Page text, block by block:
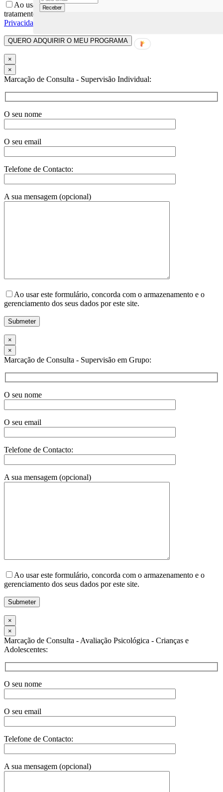
Ao usar este formulário, concorda com o armazenamento e o
tratamento dos seus dados por este site conforme a nossa
Privacidade
×
×
Marcação de Consulta - Supervisão Individual:
O seu nome
O seu email
Telefone de Contacto:
A sua mensagem (opcional)
Ao usar este formulário, concorda com o armazenamento e o
gerenciamento dos seus dados por este site.
×
×
Marcação de Consulta - Supervisão em Grupo:
O seu nome
O seu email
Telefone de Contacto:
A sua mensagem (opcional)
Ao usar este formulário, concorda com o armazenamento e o
gerenciamento dos seus dados por este site.
×
×
Marcação de Consulta - Avaliação Psicológica - Crianças e
Adolescentes:
O seu nome
O seu email
Telefone de Contacto:
A sua mensagem (opcional)